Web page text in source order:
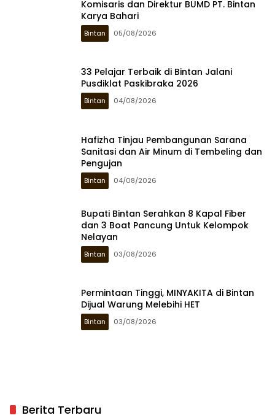
Komisaris dan Direktur BUMD PT. Bintan
Karya Bahari
Bintan 05/08/2026
33 Pelajar Terbaik di Bintan Jalani
Pusdiklat Paskibraka 2026
Bintan 04/08/2026
Hafizha Tinjau Pembangunan Sarana
Sanitasi dan Air Minum di Tembeling dan
Pengujan
Bintan 04/08/2026
Bupati Bintan Serahkan 8 Kapal Fiber
dan 3 Boat Pancung Untuk Kelompok
Nelayan
Bintan 03/08/2026
Permintaan Tinggi, MINYAKITA di Bintan
Dijual Warung Melebihi HET
Bintan 03/08/2026
Berita Terbaru